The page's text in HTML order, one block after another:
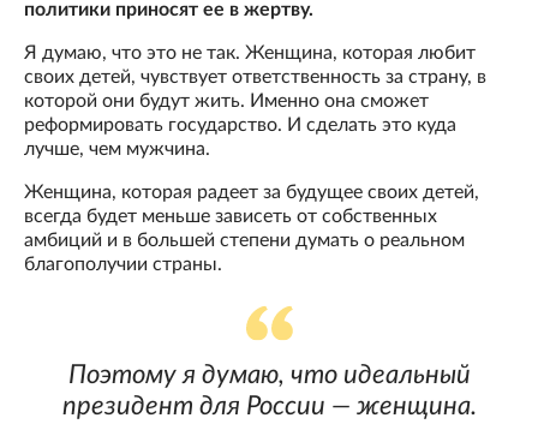
политики приносят ее в жертву.
Я думаю, что это не так. Женщина, которая любит
своих детей, чувствует ответственность за страну, в
которой они будут жить. Именно она сможет
реформировать государство. И сделать это куда
лучше, чем мужчина.
Женщина, которая радеет за будущее своих детей,
всегда будет меньше зависеть от собственных
амбиций и в большей степени думать о реальном
благополучии страны.
Поэтому я думаю, что идеальный
президент для России — женщина.